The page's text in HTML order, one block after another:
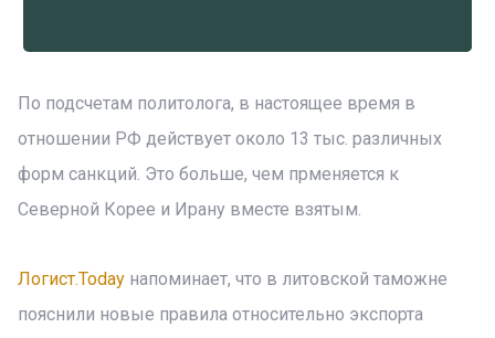
По подсчетам политолога, в настоящее время в
отношении РФ действует около 13 тыс. различных
форм санкций. Это больше, чем прменяется к
Северной Корее и Ирану вместе взятым.
Логист.Today напоминает, что в литовской таможне
пояснили новые правила относительно экспорта